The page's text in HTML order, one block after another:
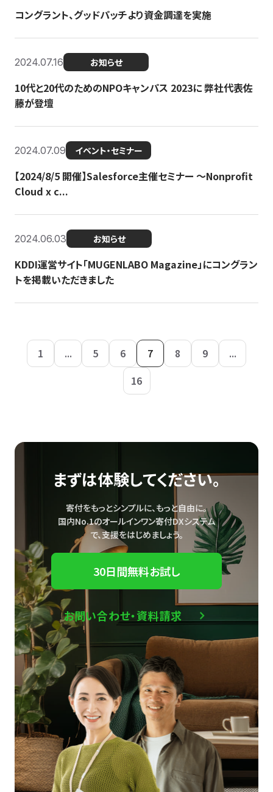
コングラント、グッドパッチより資金調達を実施
2024.07.16 お知らせ
10代と20代のためのNPOキャンパス 2023に 弊社代表佐
藤が登壇
2024.07.09 イベント・セミナー
【2024/8/5 開催】Salesforce主催セミナー 〜Nonprofit
Cloud x c...
2024.06.03 お知らせ
KDDI運営サイト「MUGENLABO Magazine」にコングラン
トを掲載いただきました
1 ... 5 6 7 8 9
...
16
まずは体験してください。
寄付をもっとシンプルに、もっと自由に。
国内No.1のオールインワン寄付DXシステム
で、支援をはじめましょう。
30日間無料お試し
お問い合わせ・資料請求